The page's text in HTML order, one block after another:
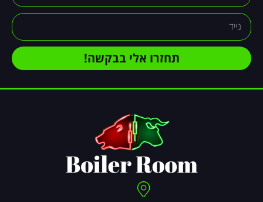
תחזרו אלי בבקשה!